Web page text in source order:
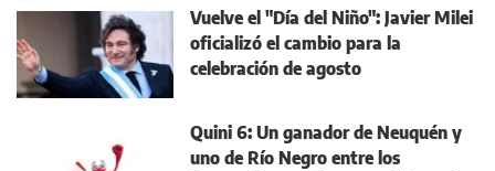
Vuelve el "Día del Niño": Javier Milei
oficializó el cambio para la
celebración de agosto
Quini 6: Un ganador de Neuquén y
uno de Río Negro entre los